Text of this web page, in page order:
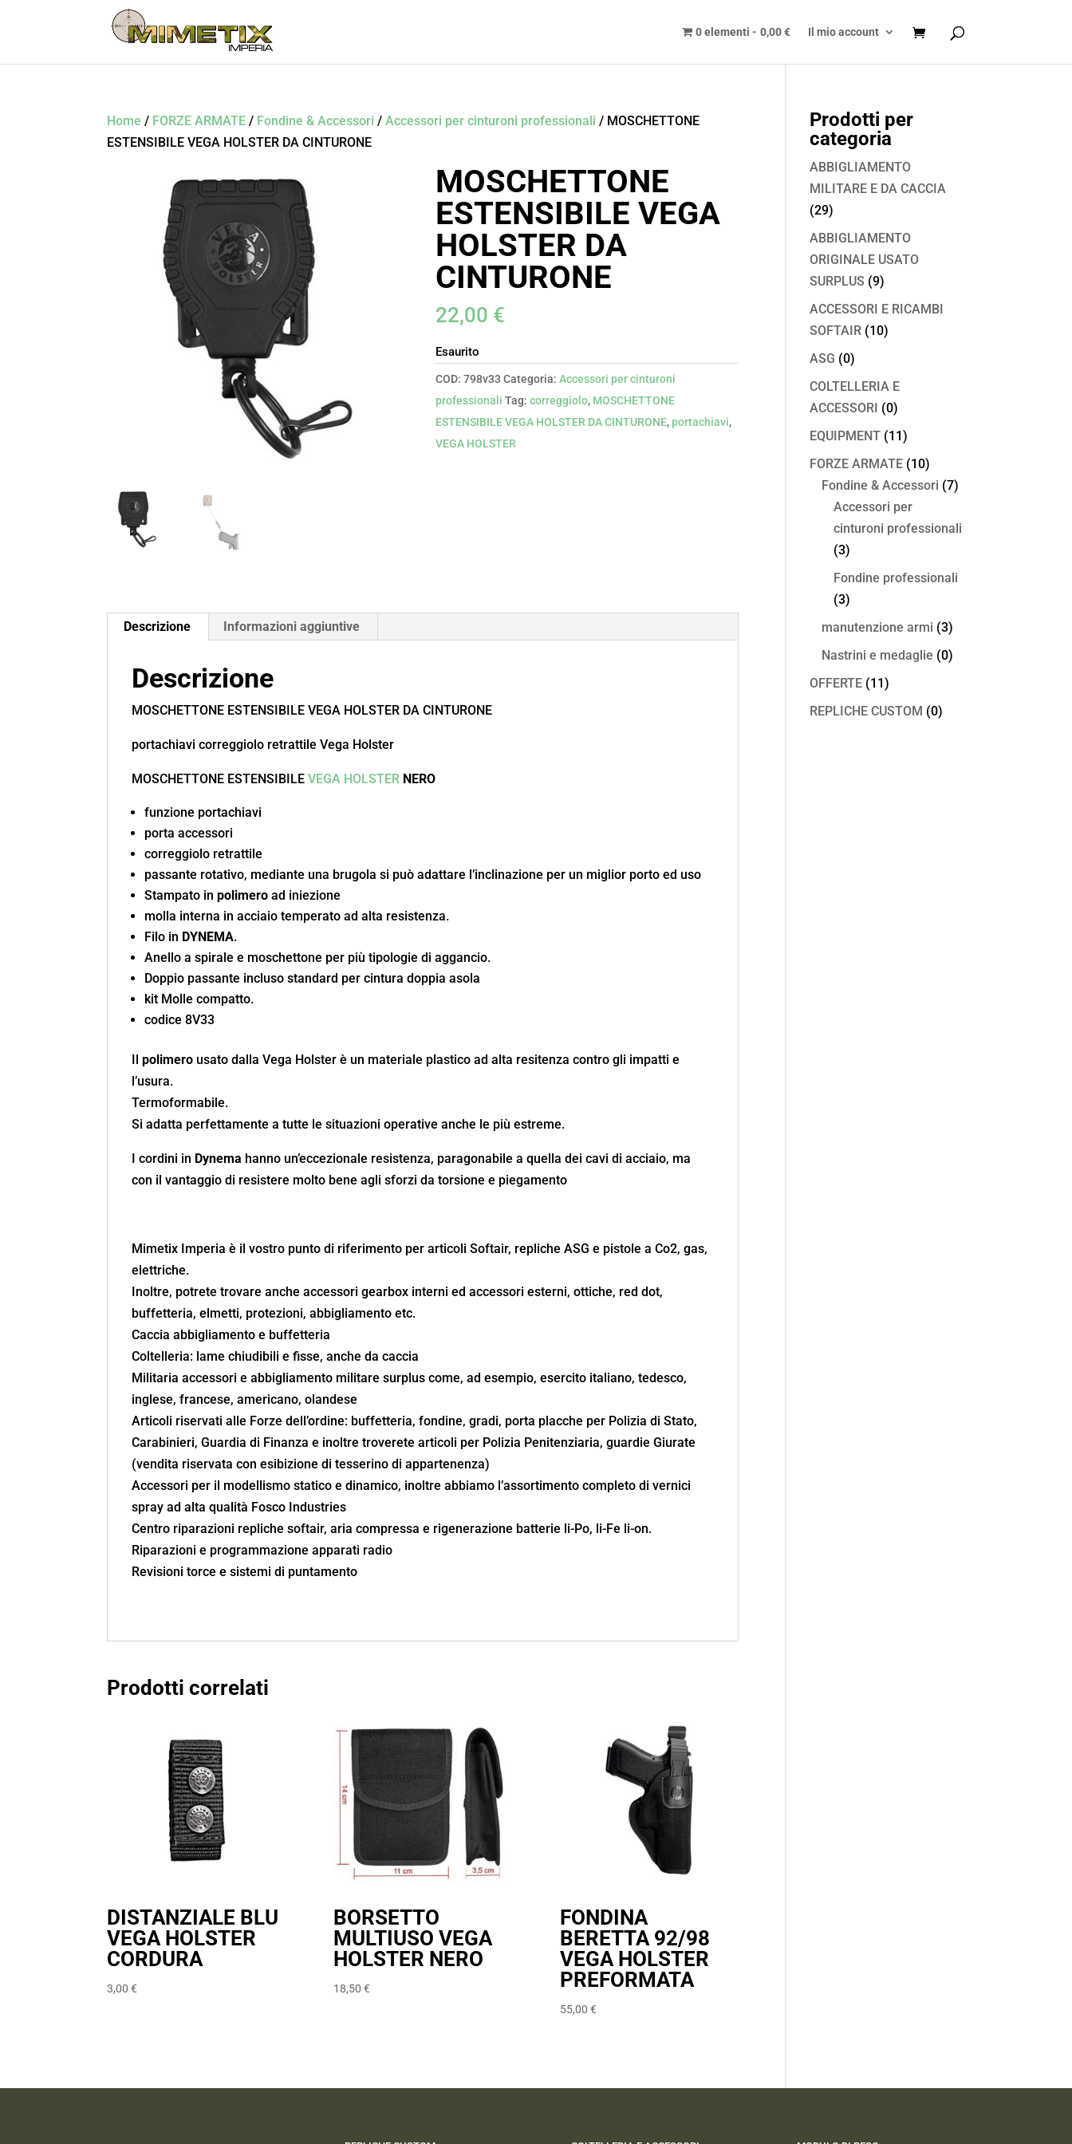
0 elementi 0,00 € Il mio account
Home / FORZE ARMATE / Fondine & Accessori /Accessori per cinturoni professionali / MOSCHETTONE
ESTENSIBILE VEGA HOLSTER DA CINTURONE
MOSCHETTONE
ESTENSIBILE VEGA
HOLSTER DA
CINTURONE
22,00 €
Esaurito
COD:798v33 Categoria:Accessori per cinturoni
professionali Tag:correggiolo, MOSCHETTONE
ESTENSIBILE VEGA HOLSTER DA CINTURONE, portachiavi,
VEGA HOLSTER
Descrizione Informazioni aggiuntive
Descrizione
MOSCHETTONE ESTENSIBILE VEGA HOLSTER DA CINTURONE
portachiavi correggiolo retrattile Vega Holster
MOSCHETTONE ESTENSIBILEVEGA HOLSTER NERO
funzione portachiavi
porta accessori
correggiolo retrattile
passante rotativo, mediante una brugola si può adattare l’inclinazione per un miglior porto ed uso
Stampato inpolimero ad iniezione
molla interna in acciaio temperato ad alta resistenza.
Filo in DYNEMA.
Anello a spirale e moschettone per più tipologie di aggancio.
Doppio passante incluso standard per cintura doppia asola
kit Molle compatto.
codice 8V33
Ilpolimero usato dalla Vega Holster è un materiale plastico ad alta resitenza contro gli impatti e
l’usura.
Termoformabile.
Si adatta perfettamente a tutte le situazioni operative anche le più estreme.
I cordini in Dynema hanno un’eccezionale resistenza, paragonabile a quella dei cavi di acciaio, ma
con il vantaggio di resistere molto bene agli sforzi da torsione e piegamento
Mimetix Imperia è il vostro punto di riferimento per articoli Softair, repliche ASG e pistole a Co2, gas,
elettriche.
Inoltre, potrete trovare anche accessori gearbox interni ed accessori esterni, ottiche, red dot,
buffetteria, elmetti, protezioni, abbigliamento etc.
Caccia abbigliamento e buffetteria
Coltelleria: lame chiudibili e fisse, anche da caccia
Militaria accessori e abbigliamento militare surplus come, ad esempio, esercito italiano, tedesco,
inglese, francese, americano, olandese
Articoli riservati alle Forze dell’ordine: buffetteria, fondine, gradi, porta placche per Polizia di Stato,
Carabinieri, Guardia di Finanza e inoltre troverete articoli per Polizia Penitenziaria, guardie Giurate
(vendita riservata con esibizione di tesserino di appartenenza)
Accessori per il modellismo statico e dinamico, inoltre abbiamo l’assortimento completo di vernici
spray ad alta qualità Fosco Industries
Centro riparazioni repliche softair, aria compressa e rigenerazione batterie li-Po, li-Fe li-on.
Riparazioni e programmazione apparati radio
Revisioni torce e sistemi di puntamento
Prodotti correlati
DISTANZIALE BLU
VEGA HOLSTER
CORDURA
3,00€
BORSETTO
MULTIUSO VEGA
HOLSTER NERO
18,50 €
FONDINA
BERETTA 92/98
VEGA HOLSTER
PREFORMATA
55,00 €
Prodotti per
categoria
ABBIGLIAMENTO
MILITARE E DA CACCIA
(29)
ABBIGLIAMENTO
ORIGINALE USATO
SURPLUS (9)
ACCESSORI E RICAMBI
SOFTAIR (10)
ASG (0)
COLTELLERIA E
ACCESSORI (0)
EQUIPMENT (11)
FORZE ARMATE (10)
Fondine & Accessori (7)
Accessori per
cinturoni professionali
(3)
Fondine professionali
(3)
manutenzione armi (3)
Nastrini e medaglie (0)
OFFERTE (11)
REPLICHE CUSTOM (0)